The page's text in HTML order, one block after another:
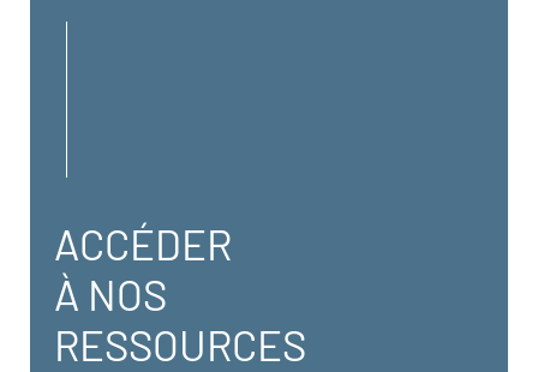
ACCÉDER
À NOS
RESSOURCES